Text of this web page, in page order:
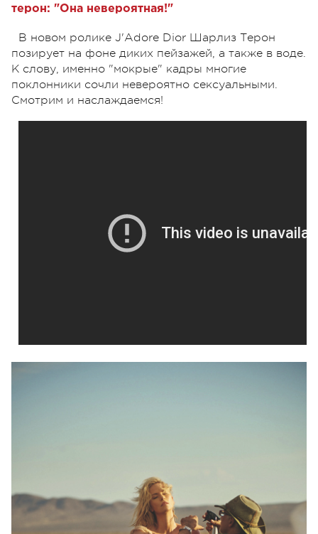
терон: "Она невероятная!"
В новом ролике J'Adore Dior Шарлиз Терон
позирует на фоне диких пейзажей, а также в воде.
К слову, именно "мокрые" кадры многие
поклонники сочли невероятно сексуальными.
Смотрим и наслаждаемся!